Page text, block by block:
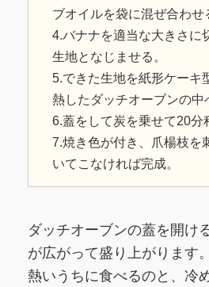
ブオイルを袋に混ぜ合わせ
4.バナナを適当な大きさに
生地となじませる。
5.できた生地を紙形ケーキ
熱したダッチオーブンの中
6.蓋をして炭を乗せて20分
7.焼き色が付き、爪楊枝を
いてこなければ完成。
ダッチオーブンの蓋を開け
が広がって盛り上がります。
熱いうちに食べるのと、冷